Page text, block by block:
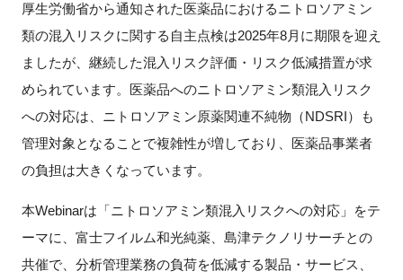
インタビュー・コラム
ニュース・掲示板
LINK-Jを知る
施設・アクセス
厚生労働省から通知された医薬品におけるニトロソアミン
類の混入リスクに関する自主点検は2025年8月に期限を迎え
ましたが、継続した混入リスク評価・リスク低減措置が求
められています。医薬品へのニトロソアミン類混入リスク
への対応は、ニトロソアミン原薬関連不純物（NDSRI）も
管理対象となることで複雑性が増しており、医薬品事業者
の負担は大きくなっています。
本Webinarは「ニトロソアミン類混入リスクへの対応」をテ
ーマに、富士フイルム和光純薬、島津テクノリサーチとの
共催で、分析管理業務の負荷を低減する製品・サービス、